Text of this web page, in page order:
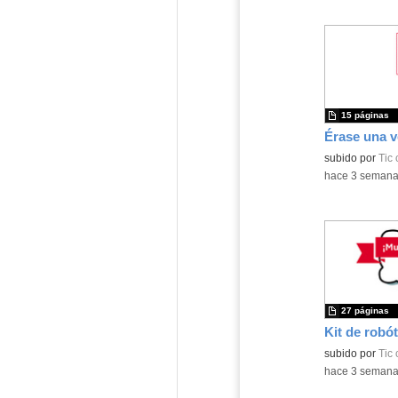
subido por Tic
15 páginas
-hace 3
Kit de
Contenido
subido por Tic
27 páginas
-hace 3